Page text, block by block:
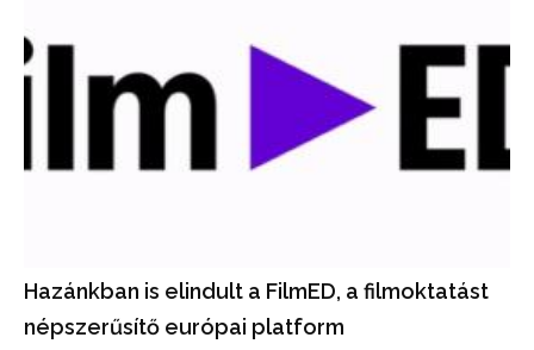
Hazánkban is elindult a FilmED, a filmoktatást
népszerűsítő európai platform